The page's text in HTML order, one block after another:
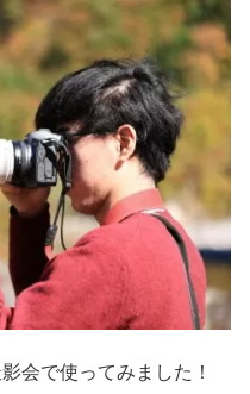
会で使ってみました！